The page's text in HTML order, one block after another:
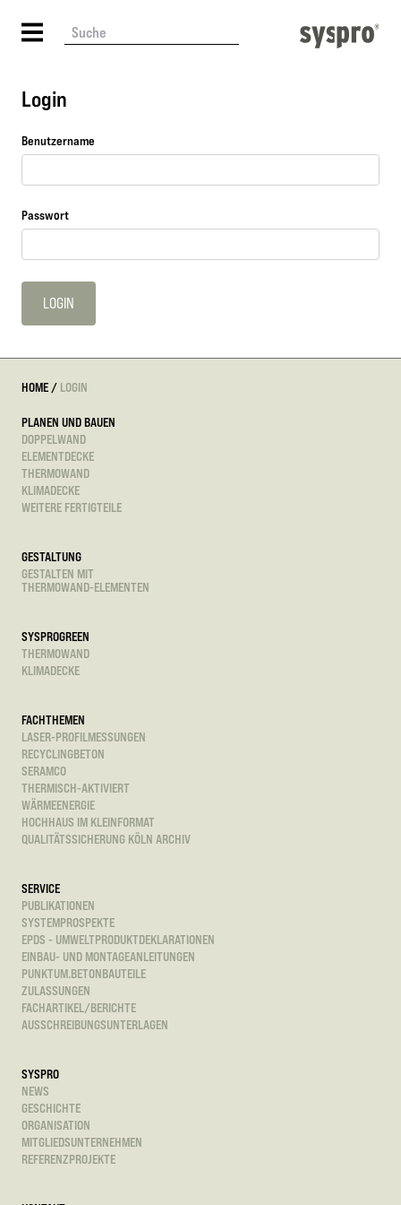
Login
Benutzername
Passwort
HOME / LOGIN
PLANEN UND BAUEN
DOPPELWAND
ELEMENTDECKE
THERMOWAND
KLIMADECKE
WEITERE FERTIGTEILE
GESTALTUNG
GESTALTEN MIT
THERMOWAND-ELEMENTEN
SYSPROGREEN
THERMOWAND
KLIMADECKE
FACHTHEMEN
LASER-PROFILMESSUNGEN
RECYCLINGBETON
SERAMCO
THERMISCH-AKTIVIERT
WÄRMEENERGIE
HOCHHAUS IM KLEINFORMAT
QUALITÄTSSICHERUNG KÖLN ARCHIV
SERVICE
PUBLIKATIONEN
SYSTEMPROSPEKTE
EPDS - UMWELTPRODUKTDEKLARATIONEN
EINBAU- UND MONTAGEANLEITUNGEN
PUNKTUM.BETONBAUTEILE
ZULASSUNGEN
FACHARTIKEL/BERICHTE
AUSSCHREIBUNGSUNTERLAGEN
SYSPRO
NEWS
GESCHICHTE
ORGANISATION
MITGLIEDSUNTERNEHMEN
REFERENZPROJEKTE